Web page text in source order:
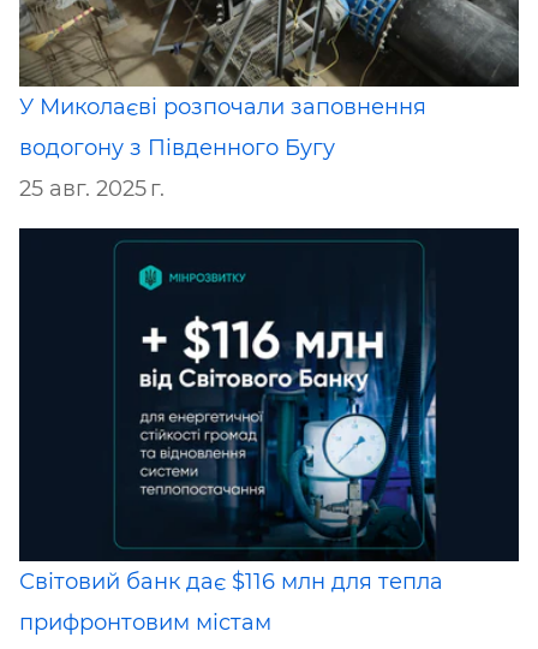
У Миколаєві розпочали заповнення
водогону з Південного Бугу
25 авг. 2025 г.
Світовий банк дає $116 млн для тепла
прифронтовим містам